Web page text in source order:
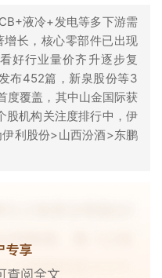
液冷+发电等多下游需
长，核心零部件已出现
好行业量价齐升逐步复
布452篇，新泉股份等3
度覆盖，其中山金国际获
机构关注度排行中，伊
利股份>山西汾酒>东鹏